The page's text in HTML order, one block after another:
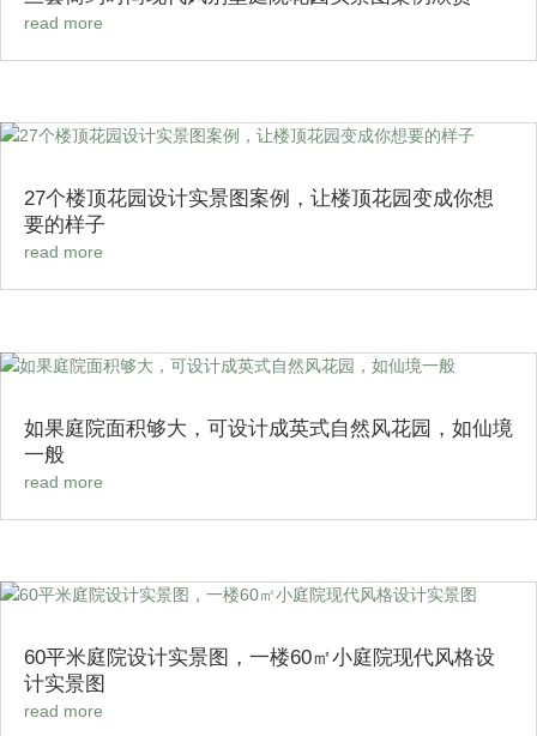
read more
27个楼顶花园设计实景图案例，让楼顶花园变成你想
要的样子
read more
如果庭院面积够大，可设计成英式自然风花园，如仙境
一般
read more
60平米庭院设计实景图，一楼60㎡小庭院现代风格设
计实景图
read more